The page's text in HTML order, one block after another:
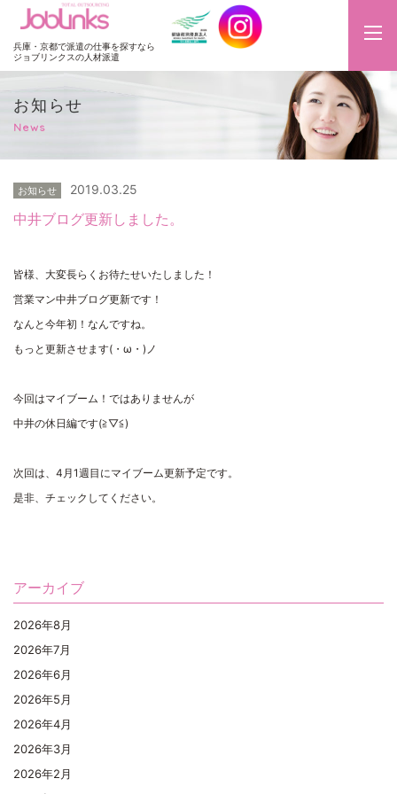
JobLinks
兵庫・京都で派遣の仕事を探すなら
ジョブリンクスの人材派遣
お知らせ
News
お知らせ 2019.03.25
中井ブログ更新しました。
皆様、大変長らくお待たせいたしました！
営業マン中井ブログ更新です！
なんと今年初！なんですね。
もっと更新させます(・ω・)ノ
今回はマイブーム！ではありませんが
中井の休日編です(≧▽≦)
次回は、4月1週目にマイブーム更新予定です。
是非、チェックしてください。
アーカイブ
2026年8月
2026年7月
2026年6月
2026年5月
2026年4月
2026年3月
2026年2月